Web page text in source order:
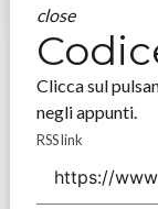
close
Clicca sul
negli appunti.
RSS link